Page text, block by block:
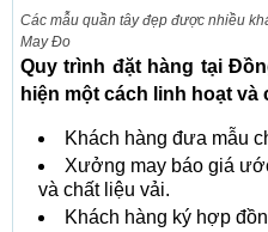
Các mẫu quần tây đẹp được nhiều
May Đo
Quy trình đặt hàng tại
hiện một cách linh hoạt và
Khách hàng đưa mẫu
Xưởng may báo giá
và chất liệu vải.
Khách hàng ký hợp